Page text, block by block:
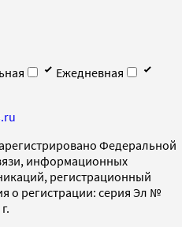
Ежедневная
Федеральной
информационных
регистрационный
о регистрации: серия Эл №